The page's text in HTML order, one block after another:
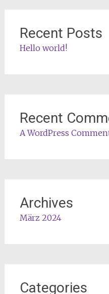
Recent Posts
Hello world!
Recent
A WordPress
Archives
März 2024
Categories